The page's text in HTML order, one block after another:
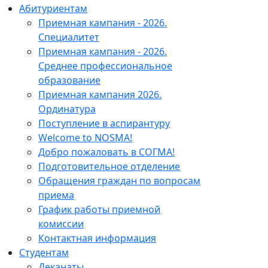
Абитуриентам
Приемная кампания - 2026.
Специалитет
Приемная кампания - 2026.
Среднее профессиональное
образование
Приемная кампания 2026.
Ординатура
Поступление в аспирантуру
Welcome to NOSMA!
Добро пожаловать в СОГМА!
Подготовительное отделение
Обращения граждан по вопросам
приема
График работы приемной
комиссии
Контактная информация
Студентам